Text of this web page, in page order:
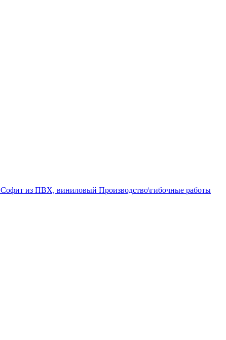
Софит из ПВХ, виниловый Производство\гибочные работы